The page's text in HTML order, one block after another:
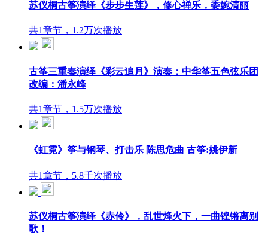
苏仪桐古筝演绎《步步生莲》，修心禅乐，委婉清丽
共1章节，1.2万次播放
古筝三重奏演绎《彩云追月》演奏：中华筝五色弦乐团
改编：潘永峰
共1章节，1.5万次播放
《虹霓》筝与钢琴、打击乐 陈思危曲 古筝:姚伊新
共1章节，5.8千次播放
苏仪桐古筝演绎《赤伶》，乱世烽火下，一曲铿锵离别
歌！